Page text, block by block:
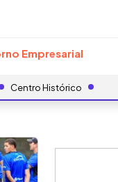
Empresarial
Centro Histórico